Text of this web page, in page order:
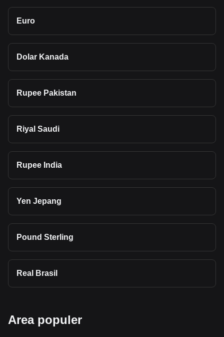
Euro
Dolar Kanada
Rupee Pakistan
Riyal Saudi
Rupee India
Yen Jepang
Pound Sterling
Real Brasil
Area populer